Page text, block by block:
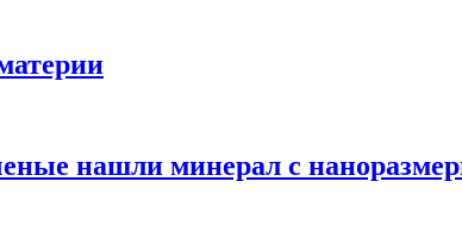
нашли минерал с